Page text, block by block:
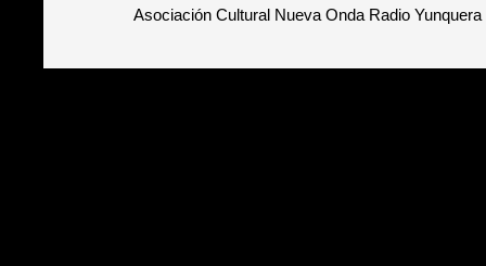
Asociación Cultural Nueva Onda Radio